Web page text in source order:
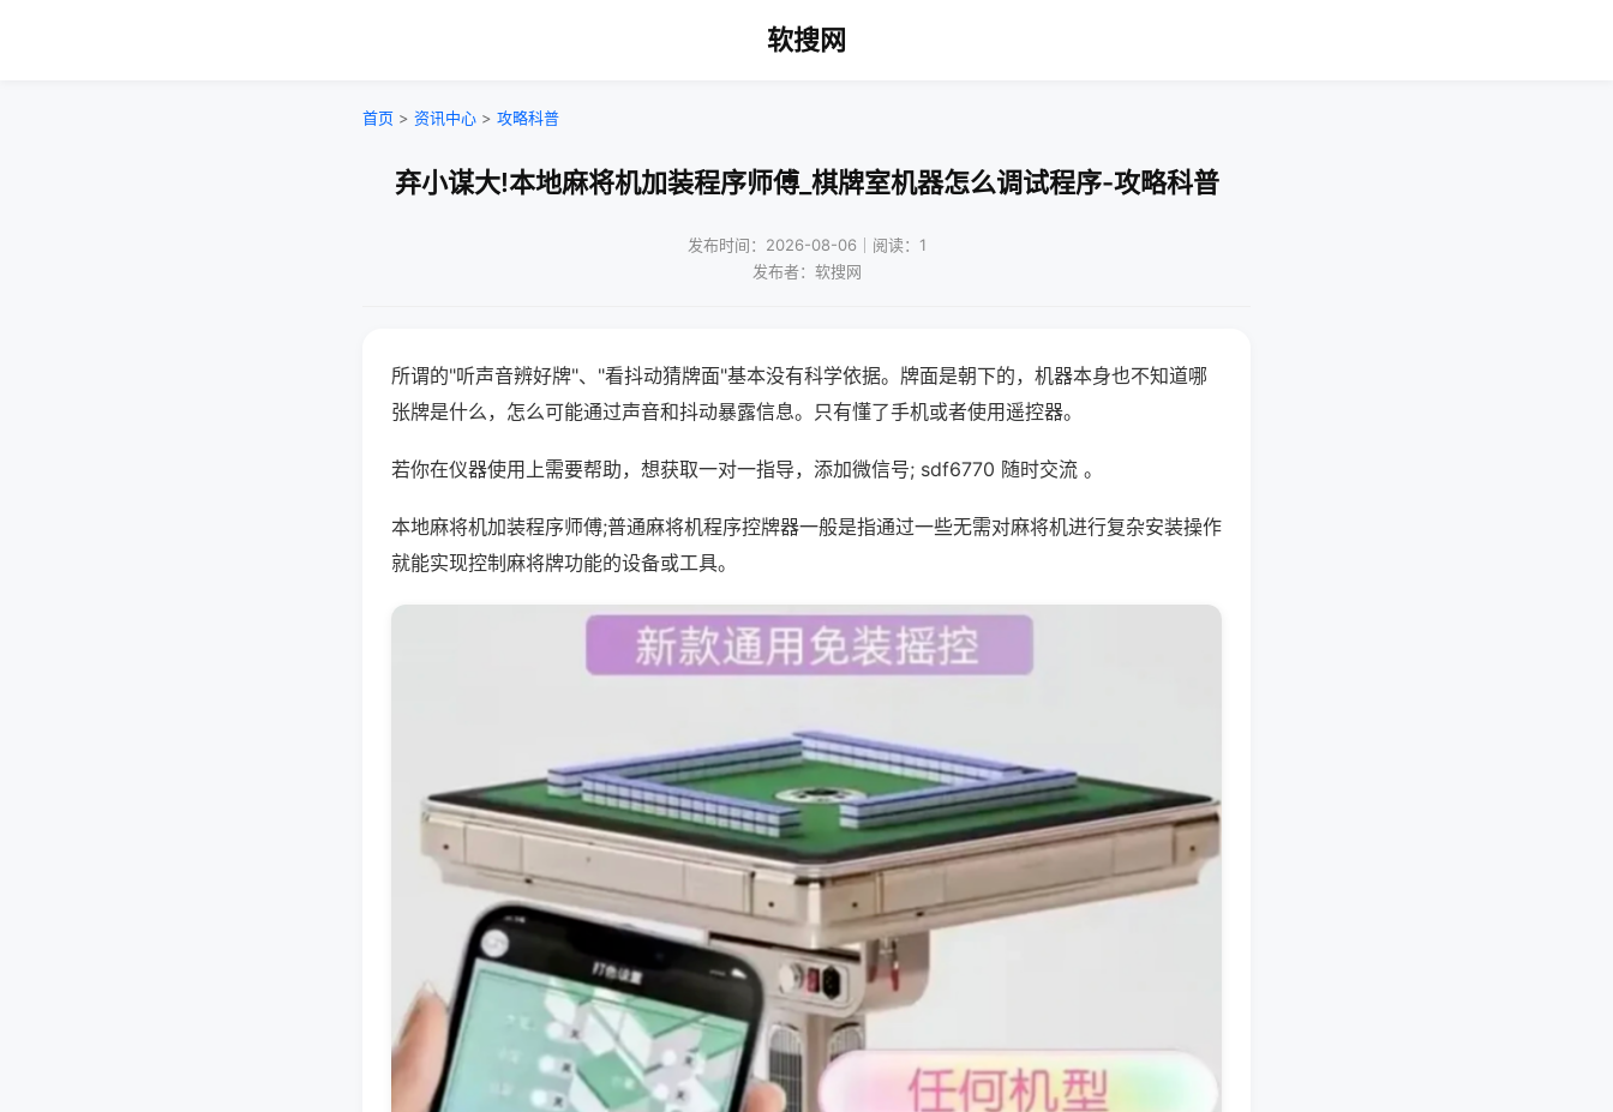
软搜网
首页 > 资讯中心 > 攻略科普
弃小谋大!本地麻将机加装程序师傅_棋牌室机器怎么调试程序-攻略科普
发布时间：2026-08-06｜阅读：1
发布者：软搜网
所谓的"听声音辨好牌"、"看抖动猜牌面"基本没有科学依据。牌面是朝下的，机器本身也不知道哪
张牌是什么，怎么可能通过声音和抖动暴露信息。只有懂了手机或者使用遥控器。
若你在仪器使用上需要帮助，想获取一对一指导，添加微信号; sdf6770 随时交流 。
本地麻将机加装程序师傅;普通麻将机程序控牌器一般是指通过一些无需对麻将机进行复杂安装操作
就能实现控制麻将牌功能的设备或工具。